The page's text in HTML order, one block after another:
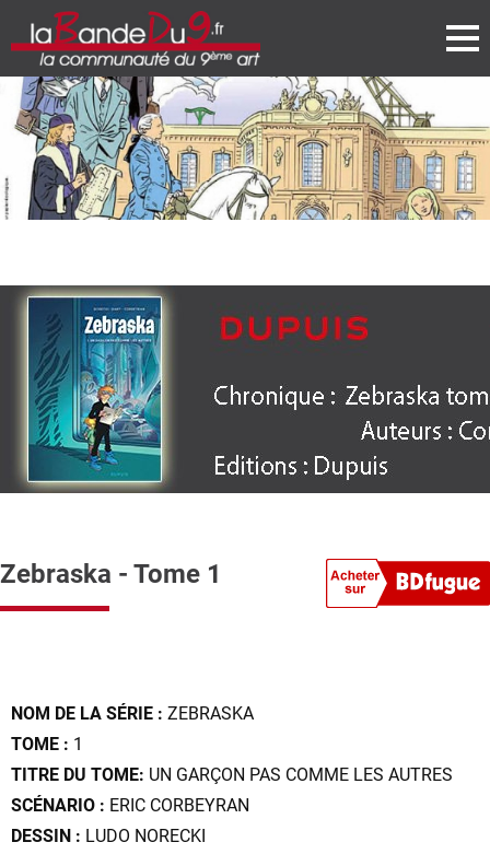
Zebraska - Tome 1
NOM DE LA SÉRIE : ZEBRASKA
TOME : 1
TITRE DU TOME: UN GARÇON PAS COMME LES AUTRES
SCÉNARIO : ERIC CORBEYRAN
DESSIN : LUDO NORECKI